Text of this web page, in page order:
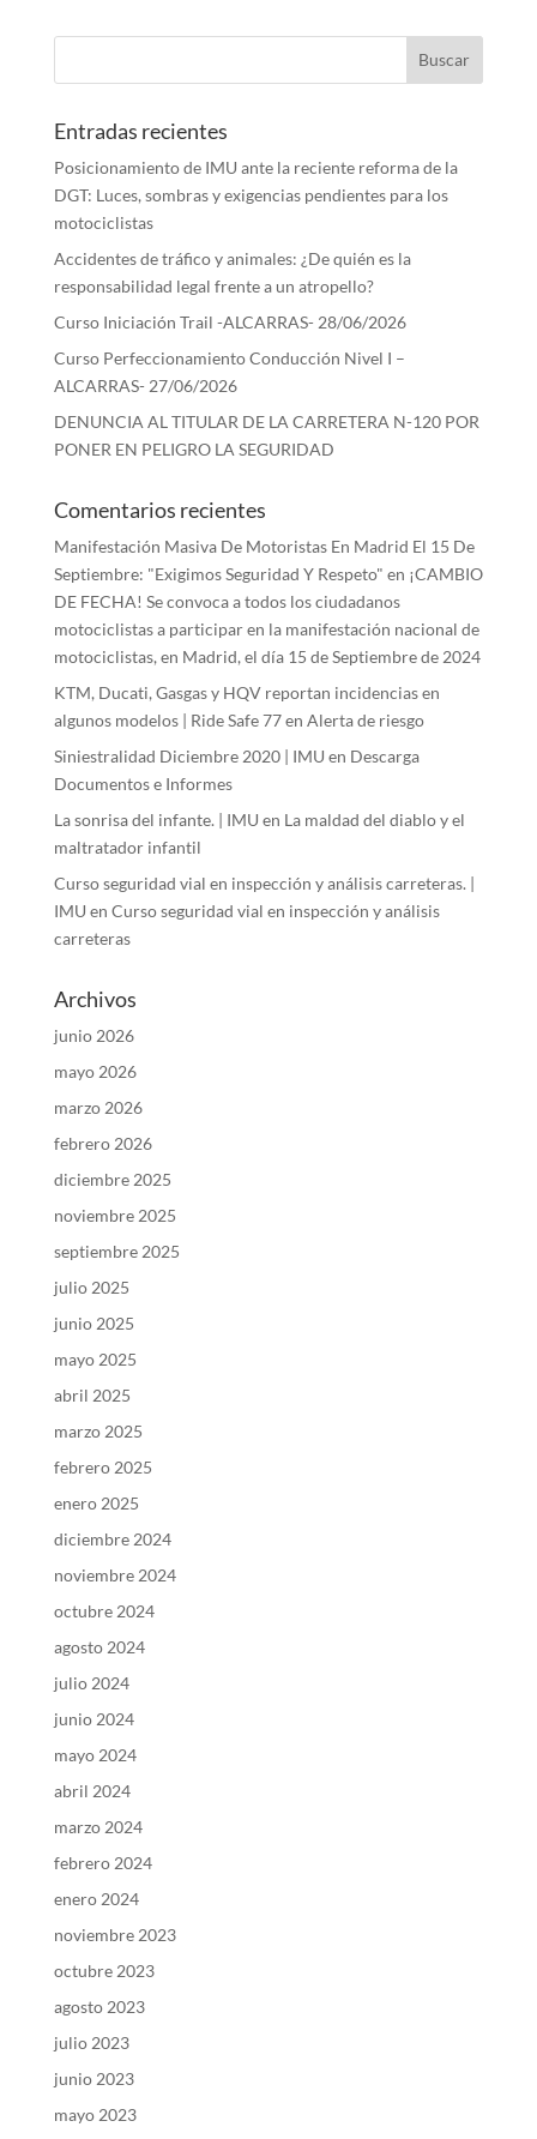
Entradas recientes
Posicionamiento de IMU ante la reciente reforma de la
DGT: Luces, sombras y exigencias pendientes para los
motociclistas
Accidentes de tráfico y animales: ¿De quién es la
responsabilidad legal frente a un atropello?
Curso Iniciación Trail -ALCARRAS- 28/06/2026
Curso Perfeccionamiento Conducción Nivel I –
ALCARRAS- 27/06/2026
DENUNCIA AL TITULAR DE LA CARRETERA N-120 POR
PONER EN PELIGRO LA SEGURIDAD
Comentarios recientes
Manifestación Masiva De Motoristas En Madrid El 15 De
Septiembre: "Exigimos Seguridad Y Respeto" en ¡CAMBIO
DE FECHA! Se convoca a todos los ciudadanos
motociclistas a participar en la manifestación nacional de
motociclistas, en Madrid, el día 15 de Septiembre de 2024
KTM, Ducati, Gasgas y HQV reportan incidencias en
algunos modelos | Ride Safe 77en Alerta de riesgo
Siniestralidad Diciembre 2020 | IMU en Descarga
Documentos e Informes
La sonrisa del infante. | IMU en La maldad del diablo y el
maltratador infantil
Curso seguridad vial en inspección y análisis carreteras. |
IMU en Curso seguridad vial en inspección y análisis
carreteras
Archivos
junio 2026
mayo 2026
marzo 2026
febrero 2026
diciembre 2025
noviembre 2025
septiembre 2025
julio 2025
junio 2025
mayo 2025
abril 2025
marzo 2025
febrero 2025
enero 2025
diciembre 2024
noviembre 2024
octubre 2024
agosto 2024
julio 2024
junio 2024
mayo 2024
abril 2024
marzo 2024
febrero 2024
enero 2024
noviembre 2023
octubre 2023
agosto 2023
julio 2023
junio 2023
mayo 2023